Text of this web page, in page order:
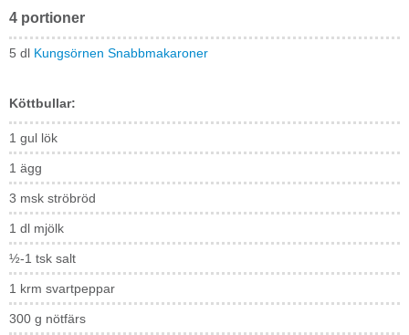
4 portioner
5 dl Kungsörnen Snabbmakaroner
Köttbullar:
1 gul lök
1 ägg
3 msk ströbröd
1 dl mjölk
½-1 tsk salt
1 krm svartpeppar
300 g nötfärs